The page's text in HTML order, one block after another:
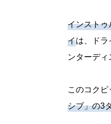
インストゥ
イは、ドラ
ンターディ
このコク
シブ」の3